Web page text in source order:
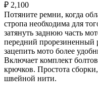
₽ 2,100
Потяните ремни, когда
стропа необходима для
затянуть заднюю часть
передний прорезиненный
зацепить мото более
Включает комплект
крючков. Простота
швейной нити.